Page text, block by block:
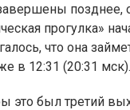
позднее,
прогулка»
что она
в 12:31 (20:31 мск).
это был третий